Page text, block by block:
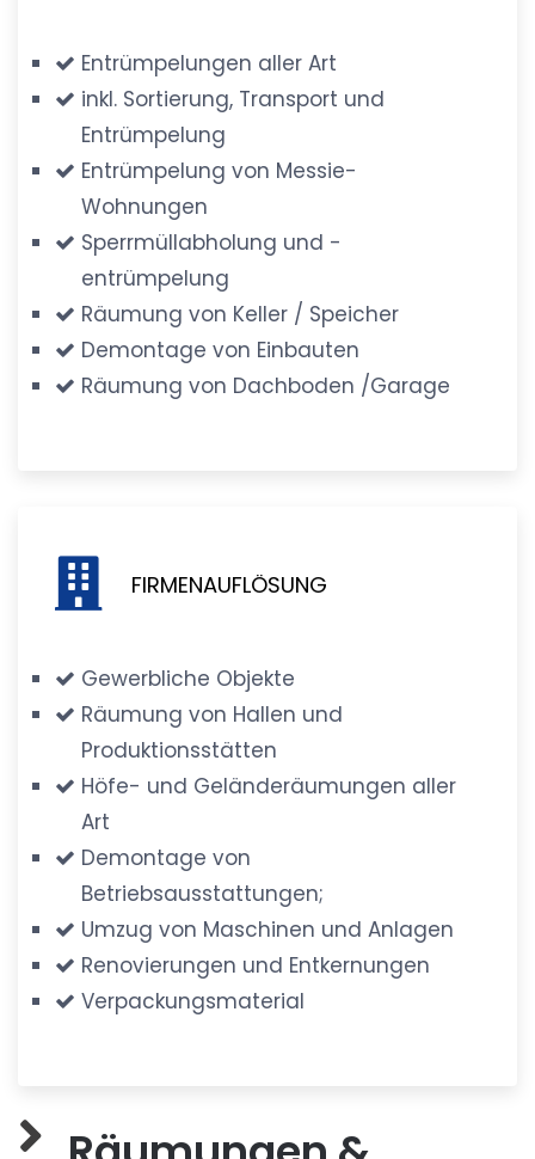
Entrümpelungen aller Art
inkl. Sortierung, Transport und
Entrümpelung
Entrümpelung von Messie-
Wohnungen
Sperrmüllabholung und -
entrümpelung
Räumung von Keller / Speicher
Demontage von Einbauten
Räumung von Dachboden /Garage
FIRMENAUFLÖSUNG
Gewerbliche Objekte
Räumung von Hallen und
Produktionsstätten
Höfe- und Geländeräumungen aller
Art
Demontage von
Betriebsausstattungen;
Umzug von Maschinen und Anlagen
Renovierungen und Entkernungen
Verpackungsmaterial